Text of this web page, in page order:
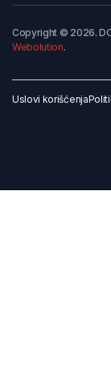
Copyright © 2026.
Webolution.
Uslovi korišćenja